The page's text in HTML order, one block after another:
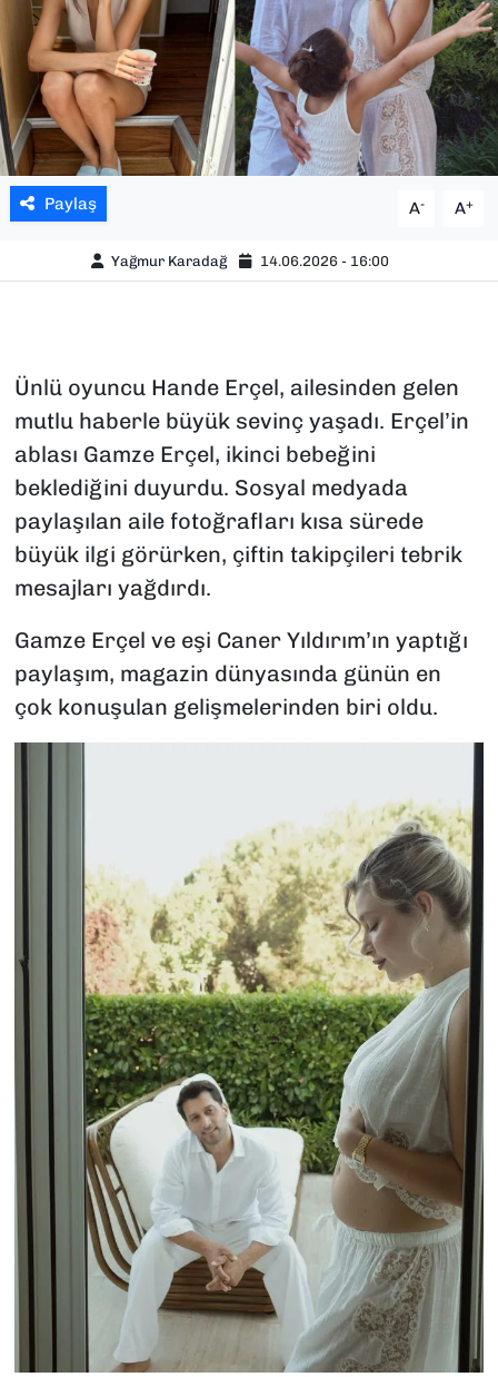
Paylaş A- A+
Yağmur Karadağ 14.06.2026 - 16:00
Ünlü oyuncu Hande Erçel, ailesinden gelen
mutlu haberle büyük sevinç yaşadı. Erçel’in
ablası Gamze Erçel, ikinci bebeğini
beklediğini duyurdu. Sosyal medyada
paylaşılan aile fotoğrafları kısa sürede
büyük ilgi görürken, çiftin takipçileri tebrik
mesajları yağdırdı.
Gamze Erçel ve eşi Caner Yıldırım’ın yaptığı
paylaşım, magazin dünyasında günün en
çok konuşulan gelişmelerinden biri oldu.
TEKNOLOJİ
YAŞAM
YEREL YÖNETİMLER